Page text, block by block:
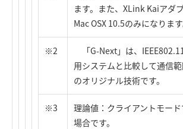
ます。また、XLink Kaiアダ
Mac OSX 10.5のみになります
※2
「G-Next」は、
用システムと比較して通信
のオリジナル技術です。
※3
理論値：クライアントモー
場合です。